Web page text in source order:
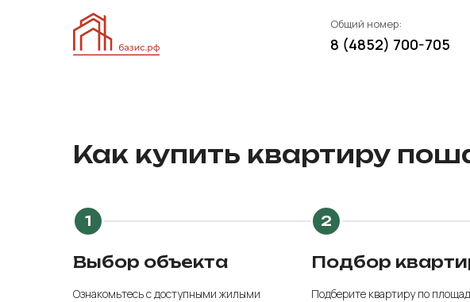
Общий номер:
8 (4852) 700-705
Как купить квартиру
Выбор объекта
Ознакомьтесь с доступными жилыми
Подбор
Подберите квартиру по